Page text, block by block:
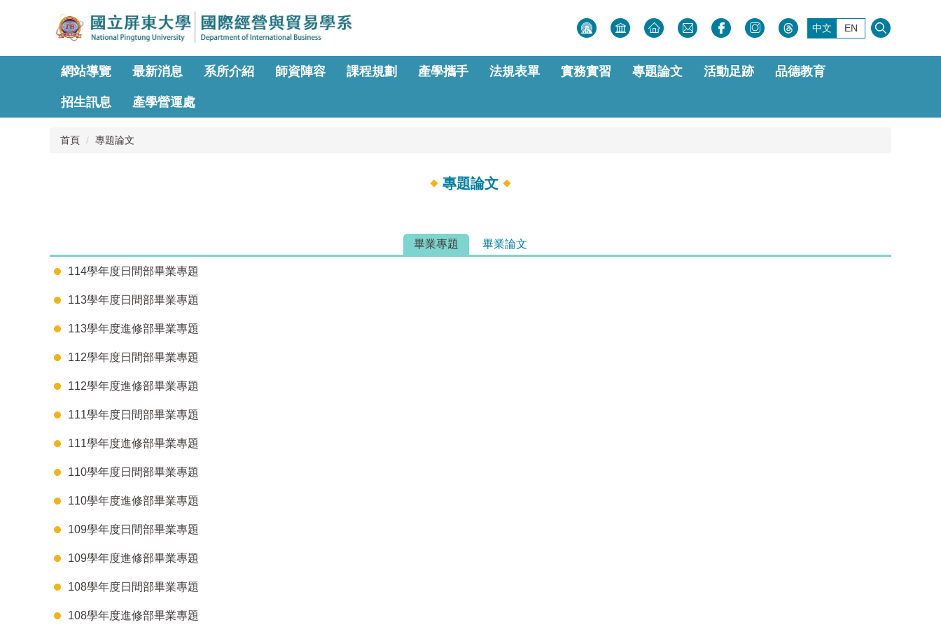
要
中文 EN
網站導覽 最新消息 系所介紹 師資陣容 課程規劃 產學攜手 法規表單 實務實習 專題論文 活動足跡 品德教育
招生訊息 產學營運處
首頁 專題論文
專題論文
畢業專題 畢業論文
114學年度日間部畢業專題
113學年度日間部畢業專題
113學年度進修部畢業專題
112學年度日間部畢業專題
112學年度進修部畢業專題
111學年度日間部畢業專題
111學年度進修部畢業專題
110學年度日間部畢業專題
110學年度進修部畢業專題
109學年度日間部畢業專題
109學年度進修部畢業專題
108學年度日間部畢業專題
108學年度進修部畢業專題